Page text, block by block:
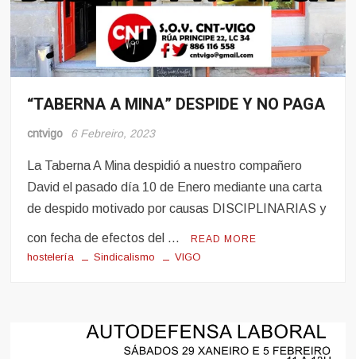
Noticias
“TABERNA A MINA” DESPIDE Y NO PAGA
cntvigo 6 Febreiro, 2023
La Taberna A Mina despidió a nuestro compañero
David el pasado día 10 de Enero mediante una carta
de despido motivado por causas DISCIPLINARIAS y
con fecha de efectos del … READ MORE
hostelería Sindicalismo VIGO